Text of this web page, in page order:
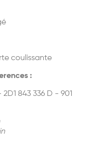
coulissante
:
2D1 843 336 D - 901